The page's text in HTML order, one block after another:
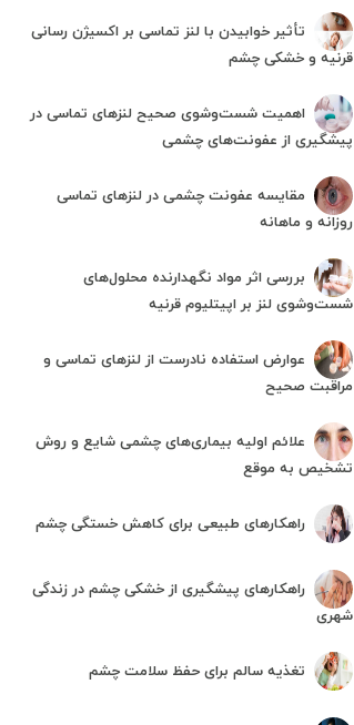
تأثیر خوابیدن با لنز تماسی بر اکسیژن رسانی
قرنیه و خشکی چشم
اهمیت شست‌وشوی صحیح لنزهای تماسی در
پیشگیری از عفونت‌های چشمی
مقایسه عفونت چشمی در لنزهای تماسی
روزانه و ماهانه
بررسی اثر مواد نگهدارنده محلول‌های
شست‌وشوی لنز بر اپیتلیوم قرنیه
عوارض استفاده نادرست از لنزهای تماسی و
مراقبت صحیح
علائم اولیه بیماری‌های چشمی شایع و روش
تشخیص به موقع
راهکارهای طبیعی برای کاهش خستگی چشم
راهکارهای پیشگیری از خشکی چشم در زندگی
شهری
تغذیه سالم برای حفظ سلامت چشم